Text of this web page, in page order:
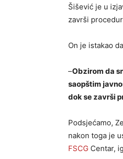
Šišević je u
završi
On je istakao
–Obzirom da
saopštim
dok se završi
Podsjećamo,
nakon toga je
FSCG Centar,